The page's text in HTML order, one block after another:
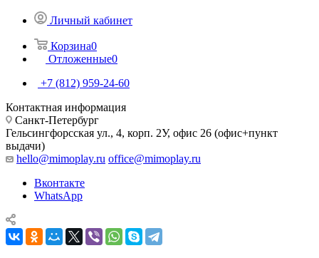
Личный кабинет
Корзина0
Отложенные0
+7 (812) 959-24-60
Контактная информация
Санкт-Петербург
Гельсингфорсская ул., 4, корп. 2У, офис 26 (офис+пункт
выдачи)
hello@mimoplay.ru office@mimoplay.ru
Вконтакте
WhatsApp